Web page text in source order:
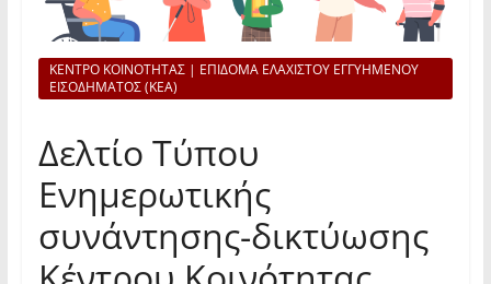
ΚΕΝΤΡΟ ΚΟΙΝΟΤΗΤΑΣ | ΕΠΙΔΟΜΑ ΕΛΑΧΙΣΤΟΥ ΕΓΓΥΗΜΕΝΟΥ
ΕΙΣΟΔΗΜΑΤΟΣ (ΚΕΑ)
Δελτίο Τύπου
Ενημερωτικής
συνάντησης-δικτύωσης